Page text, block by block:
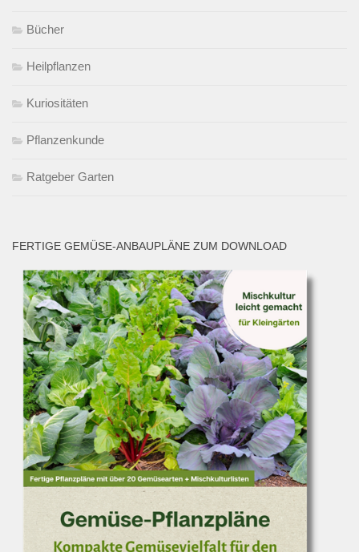
Bücher
Heilpflanzen
Kuriositäten
Pflanzenkunde
Ratgeber Garten
FERTIGE GEMÜSE-ANBAUPLÄNE ZUM DOWNLOAD